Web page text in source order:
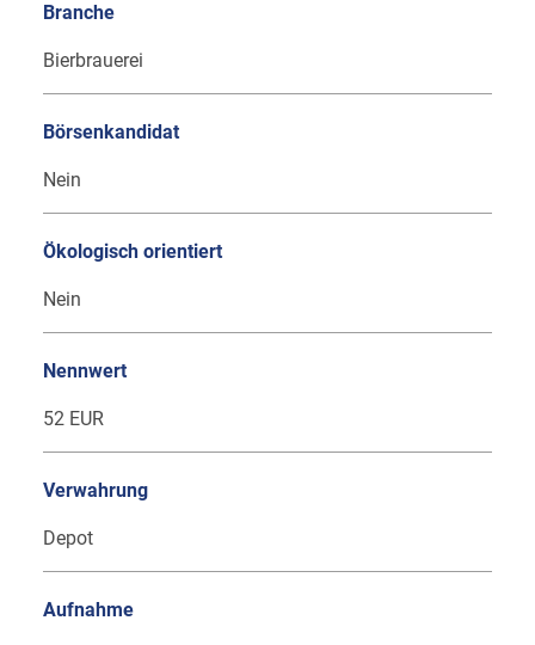
Branche
Bierbrauerei
Börsenkandidat
Nein
Ökologisch orientiert
Nein
Nennwert
52 EUR
Verwahrung
Depot
Aufnahme